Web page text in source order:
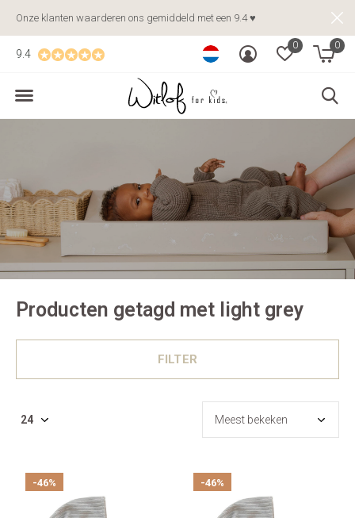
0 0
9.4
Onze klanten waarderen ons gemiddeld met een 9.4 ♥
Producten getagd met light grey
FILTER
-46% -46%